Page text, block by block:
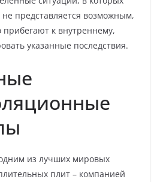
представляется возможным,
к внутреннему,
указанные последствия.
из лучших мировых
плит – компанией